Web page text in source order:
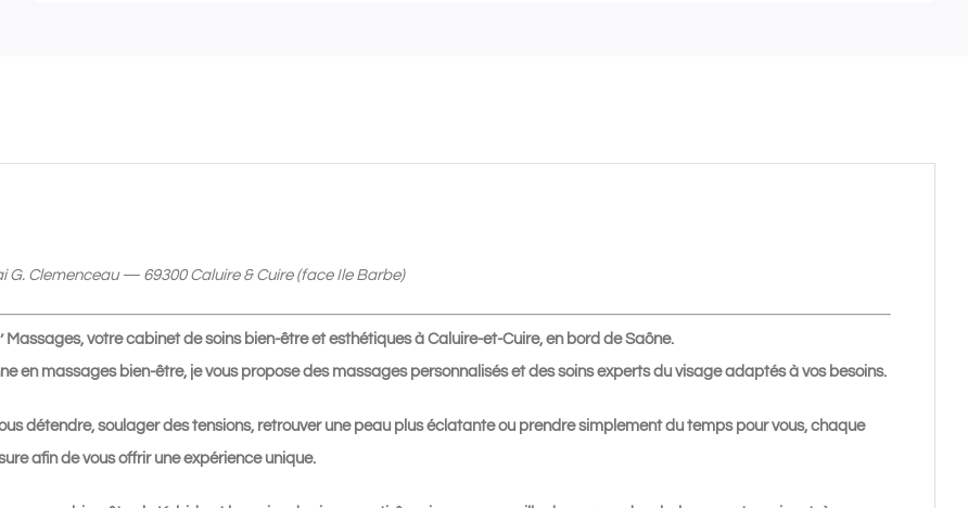
min
125€
G. Clemenceau — 69300 Caluire & Cuire (face Ile Barbe)
Massages, votre cabinet de soins bien-être et esthétiques à Caluire-et-Cuire, en bord de Saône.
en massages bien-être, je vous propose des massages personnalisés et des soins experts du visage adaptés à vos besoins.
détendre, soulager des tensions, retrouver une peau plus éclatante ou prendre simplement du temps pour vous, chaque
afin de vous offrir une expérience unique.